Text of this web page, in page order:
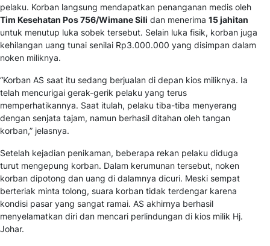
pelaku. Korban langsung mendapatkan penanganan medis oleh
Tim Kesehatan Pos 756/Wimane Sili dan menerima 15 jahitan
untuk menutup luka sobek tersebut. Selain luka fisik, korban juga
kehilangan uang tunai senilai Rp3.000.000 yang disimpan dalam
noken miliknya.
“Korban AS saat itu sedang berjualan di depan kios miliknya. Ia
telah mencurigai gerak-gerik pelaku yang terus
memperhatikannya. Saat itulah, pelaku tiba-tiba menyerang
dengan senjata tajam, namun berhasil ditahan oleh tangan
korban,” jelasnya.
Setelah kejadian penikaman, beberapa rekan pelaku diduga
turut mengepung korban. Dalam kerumunan tersebut, noken
korban dipotong dan uang di dalamnya dicuri. Meski sempat
berteriak minta tolong, suara korban tidak terdengar karena
kondisi pasar yang sangat ramai. AS akhirnya berhasil
menyelamatkan diri dan mencari perlindungan di kios milik Hj.
Johar.